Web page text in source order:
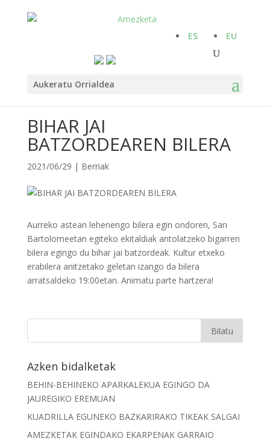
Aukeratu Orrialdea
ES EU
BIHAR JAI
BATZORDEAREN BILERA
2021/06/29 | Berriak
Aurreko astean lehenengo bilera egin ondoren, San
Bartolomeetan egiteko ekitaldiak antolatzeko bigarren
bilera egingo du bihar jai batzordeak. Kultur etxeko
erabilera anitzetako geletan izango da bilera
arratsaldeko 19:00etan. Animatu parte hartzera!
Azken bidalketak
BEHIN-BEHINEKO APARKALEKUA EGINGO DA
JAUREGIKO EREMUAN
KUADRILLA EGUNEKO BAZKARIRAKO TIKEAK SALGAI
AMEZKETAK EGINDAKO EKARPENAK GARRAIO